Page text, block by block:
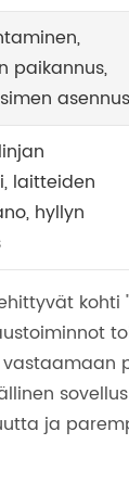
paikannus,
asennus
laitteiden
hyllyn
ja